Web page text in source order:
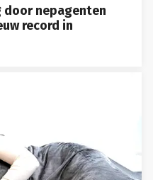
nepagenten
record in